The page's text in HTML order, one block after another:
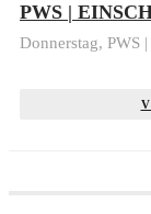
PWS |
Donnerstag, PWS